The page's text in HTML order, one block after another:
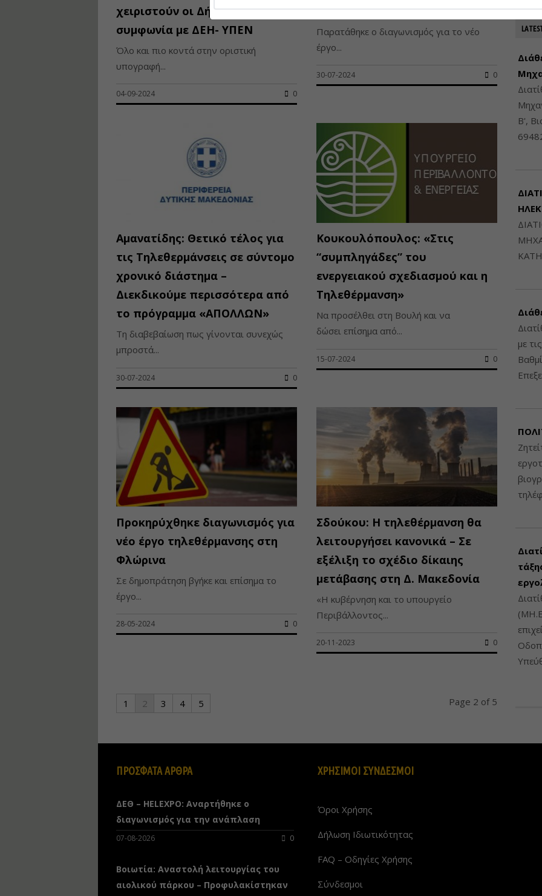
χειριστούν οι Δήμοι τη
συμφωνία με ΔΕΗ- ΥΠΕΝ
Όλο και πιο κοντά στην οριστική
υπογραφή...
04-09-2024 0
Φλώρινα
Παρατάθηκε ο διαγωνισμός για το νέο
έργο...
30-07-2024 0
Αμανατίδης: Θετικό τέλος για
τις Τηλεθερμάνσεις σε σύντομο
χρονικό διάστημα –
Διεκδικούμε περισσότερα από
το πρόγραμμα «ΑΠΟΛΛΩΝ»
Τη διαβεβαίωση πως γίνονται συνεχώς
μπροστά...
30-07-2024 0
Κουκουλόπουλος: «Στις
“συμπληγάδες” του
ενεργειακού σχεδιασμού και η
Τηλεθέρμανση»
Να προσέλθει στη Βουλή και να
δώσει επίσημα από...
15-07-2024 0
Προκηρύχθηκε διαγωνισμός για
νέο έργο τηλεθέρμανσης στη
Φλώρινα
Σε δημοπράτηση βγήκε και επίσημα το
έργο...
28-05-2024 0
Σδούκου: Η τηλεθέρμανση θα
λειτουργήσει κανονικά – Σε
εξέλιξη το σχέδιο δίκαιης
μετάβασης στη Δ. Μακεδονία
«Η κυβέρνηση και το υπουργείο
Περιβάλλοντος...
20-11-2023 0
1 2 3 4 5 Page 2 of 5
Β',
με
ΠΡΟΣΦΑΤΑ ΑΡΘΡΑ
ΔΕΘ – HELEXPO: Αναρτήθηκε ο
διαγωνισμός για την ανάπλαση
07-08-2026 0
Βοιωτία: Αναστολή λειτουργίας του
αιολικού πάρκου – Προφυλακίστηκαν
ΧΡΗΣΙΜΟΙ ΣΥΝΔΕΣΜΟΙ
Όροι Χρήσης
Δήλωση Ιδιωτικότητας
FAQ – Οδηγίες Χρήσης
Σύνδεσμοι